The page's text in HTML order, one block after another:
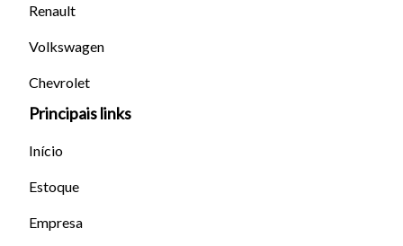
Renault
Volkswagen
Chevrolet
Principais links
Início
Estoque
Empresa